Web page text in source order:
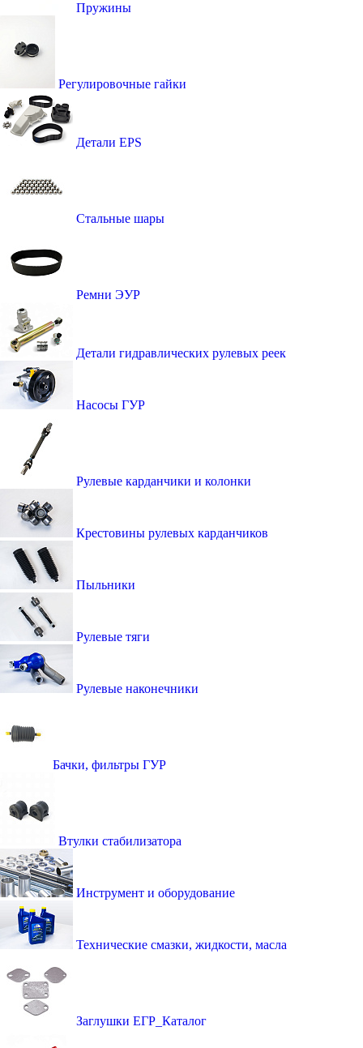
Пружины
Регулировочные гайки
Детали EPS
Стальные шары
Ремни ЭУР
Детали гидравлических рулевых реек
Насосы ГУР
Рулевые карданчики и колонки
Крестовины рулевых карданчиков
Пыльники
Рулевые тяги
Рулевые наконечники
Бачки, фильтры ГУР
Втулки стабилизатора
Инструмент и оборудование
Технические смазки, жидкости, масла
Заглушки ЕГР_Каталог